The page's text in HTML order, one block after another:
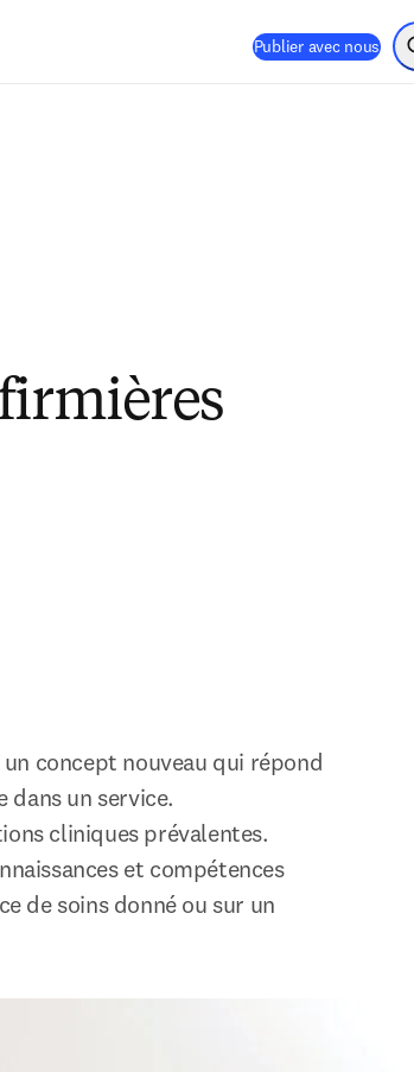
Publier avec nous
in new tab/window
concept nouveau qui répond
dans un service.
cliniques prévalentes.
et compétences
de soins donné ou sur un